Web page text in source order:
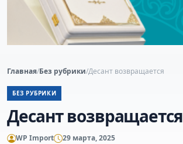
Главная/Без рубрики/Десант возвращается
БЕЗ РУБРИКИ
Десант возвращается
WP Import 29 марта, 2025